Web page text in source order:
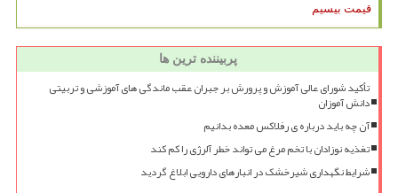
قیمت بیسیم
پربیننده ترین ها
تأکید شورای عالی آموزش و پرورش بر جبران عقب ماندگی های آموزشی و تربیتی
دانش آموزان
آن چه باید درباره ی رفلاکس معده بدانیم
تغذیه نوزادان با تخم مرغ می تواند خطر آلرژی را کم کند
شرایط نگهداری شیرخشک در انبارهای دارویی ابلاغ گردید